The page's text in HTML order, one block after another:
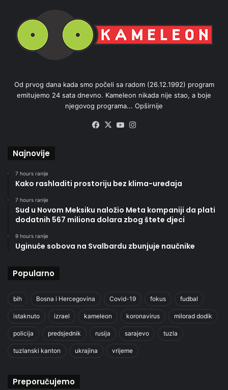
Od prvog dana kada smo počeli sa radom (26.12.1992) program
emitujemo 24 sata dnevno. Kameleon nikada nije stao, a boje
njegovog programa... Opširnije
Facebook
X YouTube
Najnovije
7 hours ranije
Kako rashladiti prostoriju bez klima-uređaja
7 hours ranije
Sud u Novom Meksiku naložio Meta kompaniji da plati
dodatnih 567 miliona dolara zbog štete djeci
9 hours ranije
Uginuće sobova na Svalbardu zbunjuje naučnike
Popularno
bih Bosna i Hercegovina Covid-19 fokus fudbal
istaknuto izrael kameleon koronavirus milorad dodik
policija predsjednik rusija sarajevo tuzla
tuzlanski kanton ukrajina vrijeme
Preporučujemo